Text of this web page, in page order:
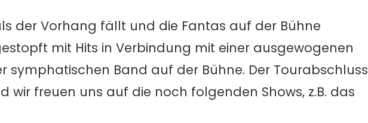
der Vorhang fällt und die Fantas auf der Bühne
mit Hits in Verbindung mit einer ausgewogenen
symphatischen Band auf der Bühne. Der Tourabschluss
wir freuen uns auf die noch folgenden Shows, z.B. das